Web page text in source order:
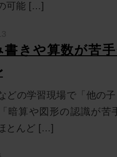
可能 […]
書きや算数が苦
どの学習現場で「他の
暗算や図形の認識が苦
とんど […]